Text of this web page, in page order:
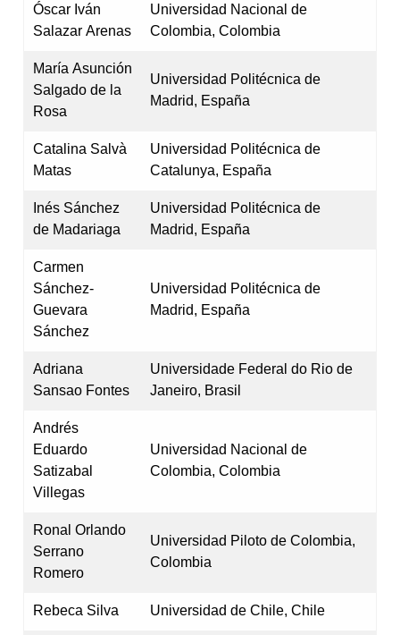
Óscar Iván
Salazar Arenas
Universidad Nacional de
Colombia, Colombia
María Asunción
Salgado de la
Rosa
Universidad Politécnica de
Madrid, España
Catalina Salvà
Matas
Universidad Politécnica de
Catalunya, España
Inés Sánchez
de Madariaga
Universidad Politécnica de
Madrid, España
Carmen
Sánchez-
Guevara
Sánchez
Universidad Politécnica de
Madrid, España
Adriana
Sansao Fontes
Universidade Federal do Rio de
Janeiro, Brasil
Andrés
Eduardo
Satizabal
Villegas
Universidad Nacional de
Colombia, Colombia
Ronal Orlando
Serrano
Romero
Universidad Piloto de Colombia,
Colombia
Rebeca Silva Universidad de Chile, Chile